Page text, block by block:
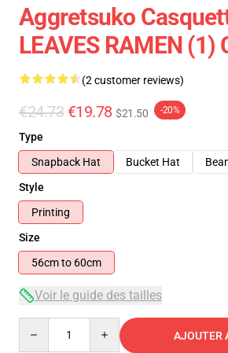
Aggretsuko
LEAVES RAMEN (1)
(2 customer reviews)
€24.73 €19.78 $21.50 -20%
Type
Snapback Hat
Bucket Hat
Style
Printing
Size
56cm to 60cm
Voir le guide des tailles
AJOUTER